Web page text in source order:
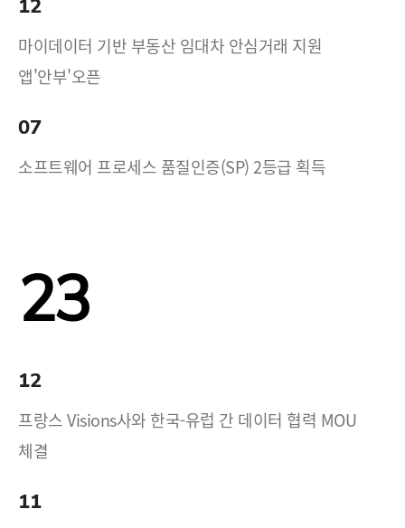
12
마이데이터 기반 부동산 임대차 안심거래 지원
앱'안부'오픈
07
소프트웨어 프로세스 품질인증(SP) 2등급 획득
23
12
프랑스 Visions사와 한국-유럽 간 데이터 협력 MOU
체결
11